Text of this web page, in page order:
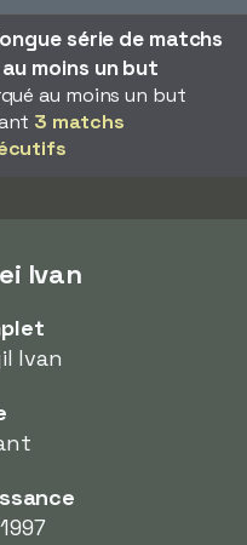
série de matchs
moins un but
au moins un but
3 matchs
Ivan
Ivan